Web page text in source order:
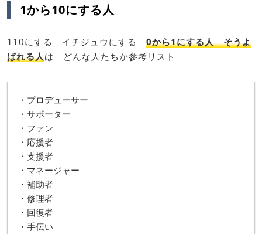
1から10にする人
110にする イチジュウにする 0から1にする人 そうよ
ばれる人は どんな人たちか参考リスト
・プロデューサー
・サポーター
・ファン
・応援者
・支援者
・マネージャー
・補助者
・修理者
・回復者
・手伝い